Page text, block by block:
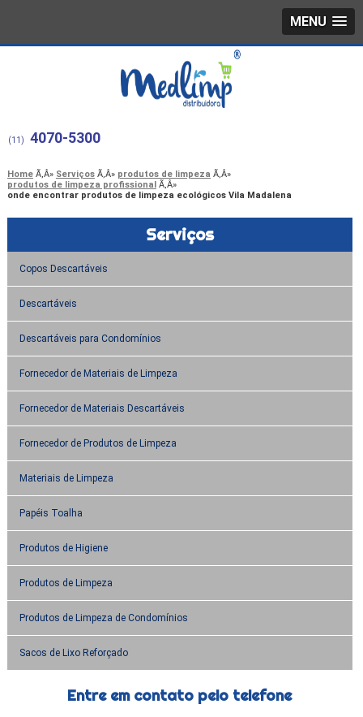
MENU
(11) 4070-5300
Home Serviços
produtos de limpeza
produtos de limpeza profissional
onde encontrar produtos de limpeza ecológicos Vila Madalena
Serviços
Copos Descartáveis
Descartáveis
Descartáveis para Condomínios
Fornecedor de Materiais de Limpeza
Fornecedor de Materiais Descartáveis
Fornecedor de Produtos de Limpeza
Materiais de Limpeza
Papéis Toalha
Produtos de Higiene
Produtos de Limpeza
Produtos de Limpeza de Condomínios
Sacos de Lixo Reforçado
Entre em contato pelo telefone